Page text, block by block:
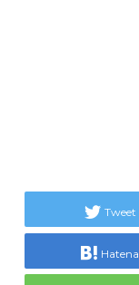
Tweet
Hatena